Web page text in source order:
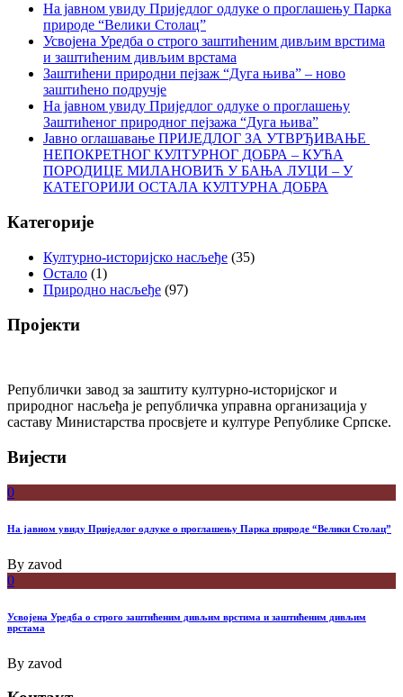
На јавном увиду Приједлог oдлуке о проглашењу Парка
природе “Велики Столац”
Усвојена Уредба о строго заштићеним дивљим врстима
и заштићеним дивљим врстама
Заштићени природни пејзаж “Дуга њива” – ново
заштићено подручје
На јавном увиду Приједлог oдлуке о проглашењу
Заштићеног природног пејзажа “Дуга њива”
Јавно оглашавање ПРИЈЕДЛОГ ЗА УТВРЂИВАЊЕ
НЕПОКРЕТНОГ КУЛТУРНОГ ДОБРА – КУЋА
ПОРОДИЦЕ МИЛАНОВИЋ У БАЊА ЛУЦИ – У
КАТЕГОРИЈИ ОСТАЛА КУЛТУРНА ДОБРА
Категорије
Културно-историјско насљеђе (35)
Остало (1)
Природно насљеђе (97)
Пројекти
Републички завод за заштиту културно-историјског и
природног насљеђа је републичка управна организација у
саставу Министарства просвјете и културе Републике Српске.
Вијести
0
На јавном увиду Приједлог oдлуке о проглашењу Парка природе “Велики Столац”
By zavod
0
Усвојена Уредба о строго заштићеним дивљим врстима и заштићеним дивљим
врстама
By zavod